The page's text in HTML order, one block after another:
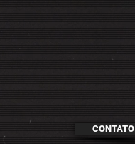
CONTATO